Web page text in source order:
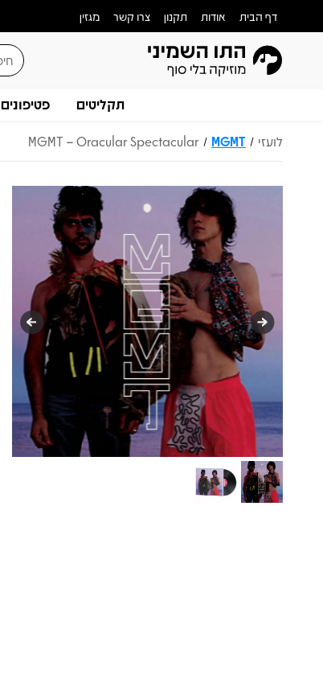
דף הבית אודות תקנון צרו קשר מגזין
תקליטים פטיפונים
לועזי /
MGMT
/
MGMT – Oracular Spectacular